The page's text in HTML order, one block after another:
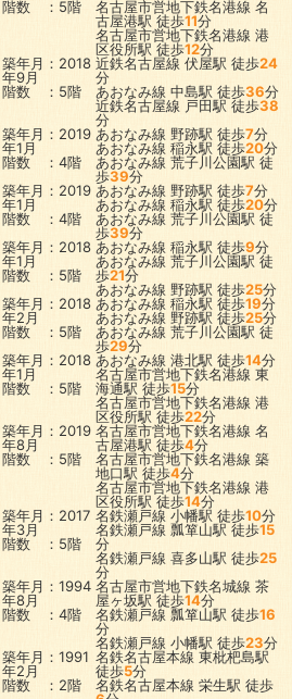
階数 ：5階
名古屋市営地下鉄名港線 名
古屋港駅 徒歩11分
名古屋市営地下鉄名港線 港
区役所駅 徒歩12分
築年月：2018
年9月
階数 ：5階
近鉄名古屋線 伏屋駅 徒歩24
分
あおなみ線 中島駅 徒歩36分
近鉄名古屋線 戸田駅 徒歩38
分
築年月：2019
年1月
階数 ：4階
あおなみ線 野跡駅 徒歩7分
あおなみ線 稲永駅 徒歩20分
あおなみ線 荒子川公園駅 徒
歩39分
築年月：2019
年1月
階数 ：4階
あおなみ線 野跡駅 徒歩7分
あおなみ線 稲永駅 徒歩20分
あおなみ線 荒子川公園駅 徒
歩39分
築年月：2018
年1月
階数 ：5階
あおなみ線 稲永駅 徒歩9分
あおなみ線 荒子川公園駅 徒
歩21分
あおなみ線 野跡駅 徒歩25分
築年月：2018
年2月
階数 ：5階
あおなみ線 稲永駅 徒歩19分
あおなみ線 野跡駅 徒歩25分
あおなみ線 荒子川公園駅 徒
歩29分
築年月：2018
年1月
階数 ：5階
あおなみ線 港北駅 徒歩14分
名古屋市営地下鉄名港線 東
海通駅 徒歩15分
名古屋市営地下鉄名港線 港
区役所駅 徒歩22分
築年月：2019
年8月
階数 ：5階
名古屋市営地下鉄名港線 名
古屋港駅 徒歩4分
名古屋市営地下鉄名港線 築
地口駅 徒歩4分
名古屋市営地下鉄名港線 港
区役所駅 徒歩14分
築年月：2017
年3月
階数 ：5階
名鉄瀬戸線 小幡駅 徒歩10分
名鉄瀬戸線 瓢箪山駅 徒歩15
分
名鉄瀬戸線 喜多山駅 徒歩25
分
築年月：1994
年8月
階数 ：4階
名古屋市営地下鉄名城線 茶
屋ヶ坂駅 徒歩14分
名鉄瀬戸線 瓢箪山駅 徒歩16
分
名鉄瀬戸線 小幡駅 徒歩23分
築年月：1991
年2月
階数 ：2階
名鉄名古屋本線 東枇杷島駅
徒歩5分
名鉄名古屋本線 栄生駅 徒歩